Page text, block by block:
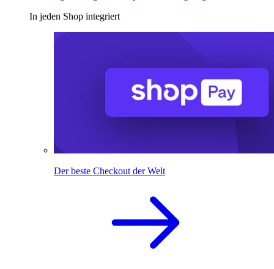
In jeden Shop integriert
Der beste Checkout der Welt